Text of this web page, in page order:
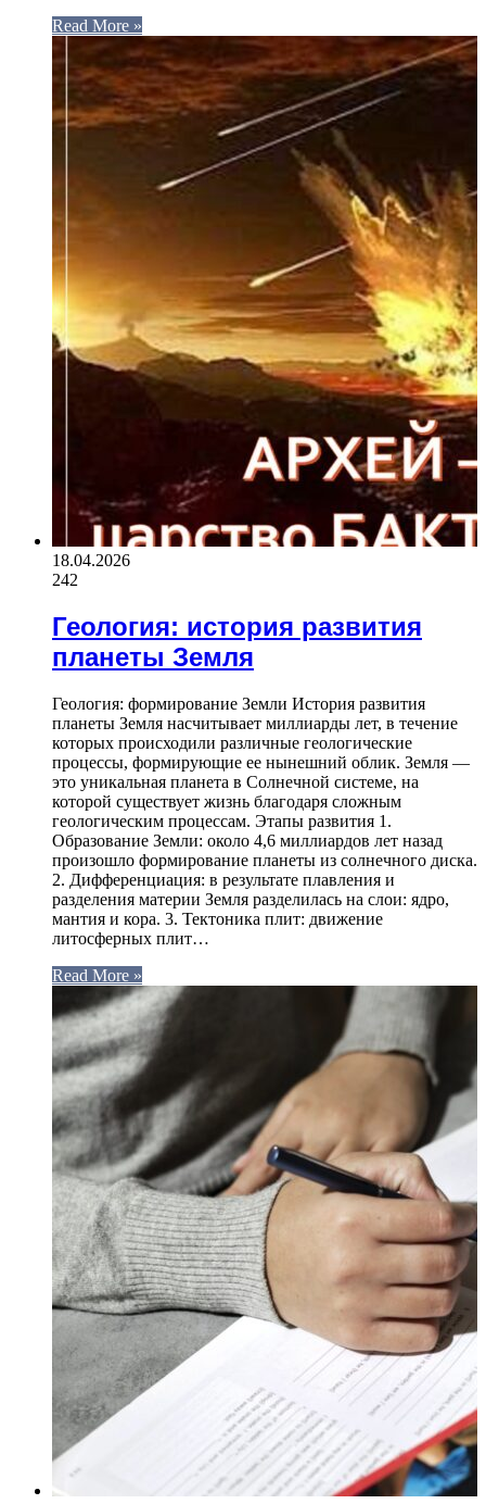
Read More »
18.04.2026
242
Геология: история развития
планеты Земля
Геология: формирование Земли История развития
планеты Земля насчитывает миллиарды лет, в течение
которых происходили различные геологические
процессы, формирующие ее нынешний облик. Земля —
это уникальная планета в Солнечной системе, на
которой существует жизнь благодаря сложным
геологическим процессам. Этапы развития 1.
Образование Земли: около 4,6 миллиардов лет назад
произошло формирование планеты из солнечного диска.
2. Дифференциация: в результате плавления и
разделения материи Земля разделилась на слои: ядро,
мантия и кора. 3. Тектоника плит: движение
литосферных плит…
Read More »